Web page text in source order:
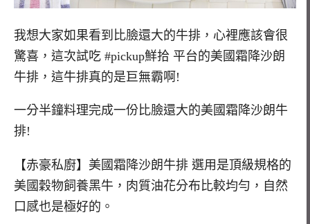
我想大家如果看到比臉還大的牛排，心裡應該會很
驚喜，這次試吃 #pickup鮮拾 平台的美國霜降沙朗
牛排，這牛排真的是巨無霸啊!
一分半鐘料理完成一份比臉還大的美國霜降沙朗牛
排!
【赤豪私廚】美國霜降沙朗牛排 選用是頂級規格的
美國穀物飼養黑牛，肉質油花分布比較均勻，自然
口感也是極好的。